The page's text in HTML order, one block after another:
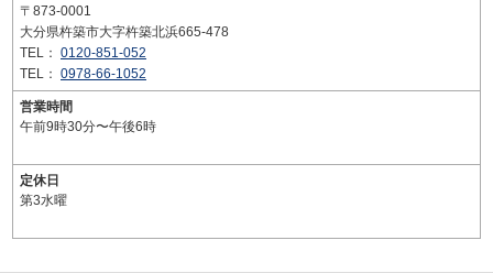
〒873-0001
大分県杵築市大字杵築北浜665-478
TEL： 0120-851-052
TEL： 0978-66-1052
営業時間
午前9時30分〜午後6時
定休日
第3水曜